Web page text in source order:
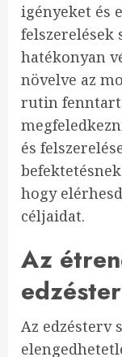
igényeket és
felszerelések
hatékonyan
növelve az
rutin
és
hogy
céljaidat.
Az
Az edzésterv